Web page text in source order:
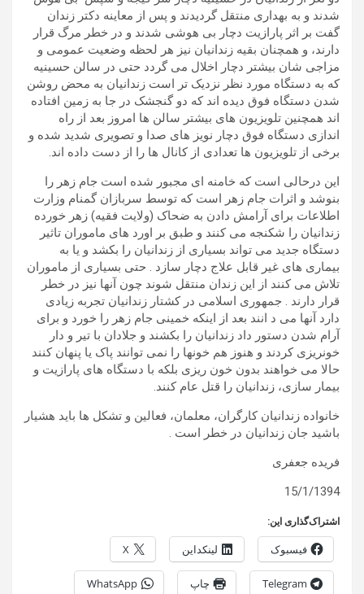
شدند و به بهداری منتقل گردیدند و پس از معاینه دکتر زندان
گفت بر اثر پارازیت دچار بی هوشی شدند و در خطر مرگ قرار
دارند، و همچنان بقیه زندانیان نیز هر لحظه وضعیت عمومی و
مزاجی شان بیشتر دچار اخلال می گردد حتی در سالن حسینیه
که به دستگاه مورد نظر نزدیک تر است زندانیان به محض روشن
شدن دستگاه فوق دیده اند که دو گنجشک در جا به زمین افتاده
اند همچنین تلویزیون های بیشتر سالن ها امروز بعد از راه
اندازی دستگاه فوق دچار نویز های صدا و تصویری شدید شده و
برخی از تلویزیون ها تعدادی از کانال ها را از دست داده اند.
این درحالی است که خامنه ای مجبور شده است جام زهر را
بنوشد و اثرات جام زهر است که توسط سربازان گمنام وزارت
اطلاعات برای آرامش دادن به ضحاک (ولایت فقیه) زهر خورده
زندانیان را شکنجه می کنند و طبق بر اورد های ماموران تاثیر
دستگاه جدید می تواند بسیاری از زندانیان را بکشد و یا به
بیماری های غیر قابل علاج دچار سازد . حتی بسیاری از ماموران
تلاش می کنند از این زندان منتقل شوند چون آنها نیز در خطر
قرار دارند . جمهوری اسلامی در کشتار زندانیان تجربه زیادی
دارد آنها می د انند بعد از اینکه خمینی جام زهر را خورد و برای
آرام شدن دستور داد زندانیان را بکشند و جلادان با تیر و دار
خونریزی کردند و هنوز هم خونها را نمی توانند پاک یا پنهان کنند
حالا می خواهند بدون خون ریزی بلکه با دستگاه های پارازیت و
بیمار سازی، زندانیان را قتل عام کنند.
خانواده زندانیان کارگران، معلمان، فعالین و تشکل ها باید هشیار
باشید جان زندانیان در خطر است .
فریده جعفری
15/1/1394
اشتراک‌گذاری این:
فیسبوک لینکداین X
Telegram چاپ WhatsApp